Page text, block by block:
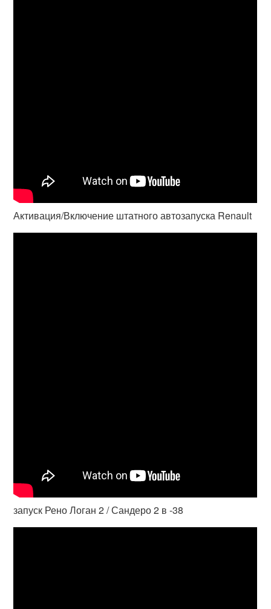
Активация/Включение штатного автозапуска Renault
запуск Рено Логан 2 / Сандеро 2 в -38